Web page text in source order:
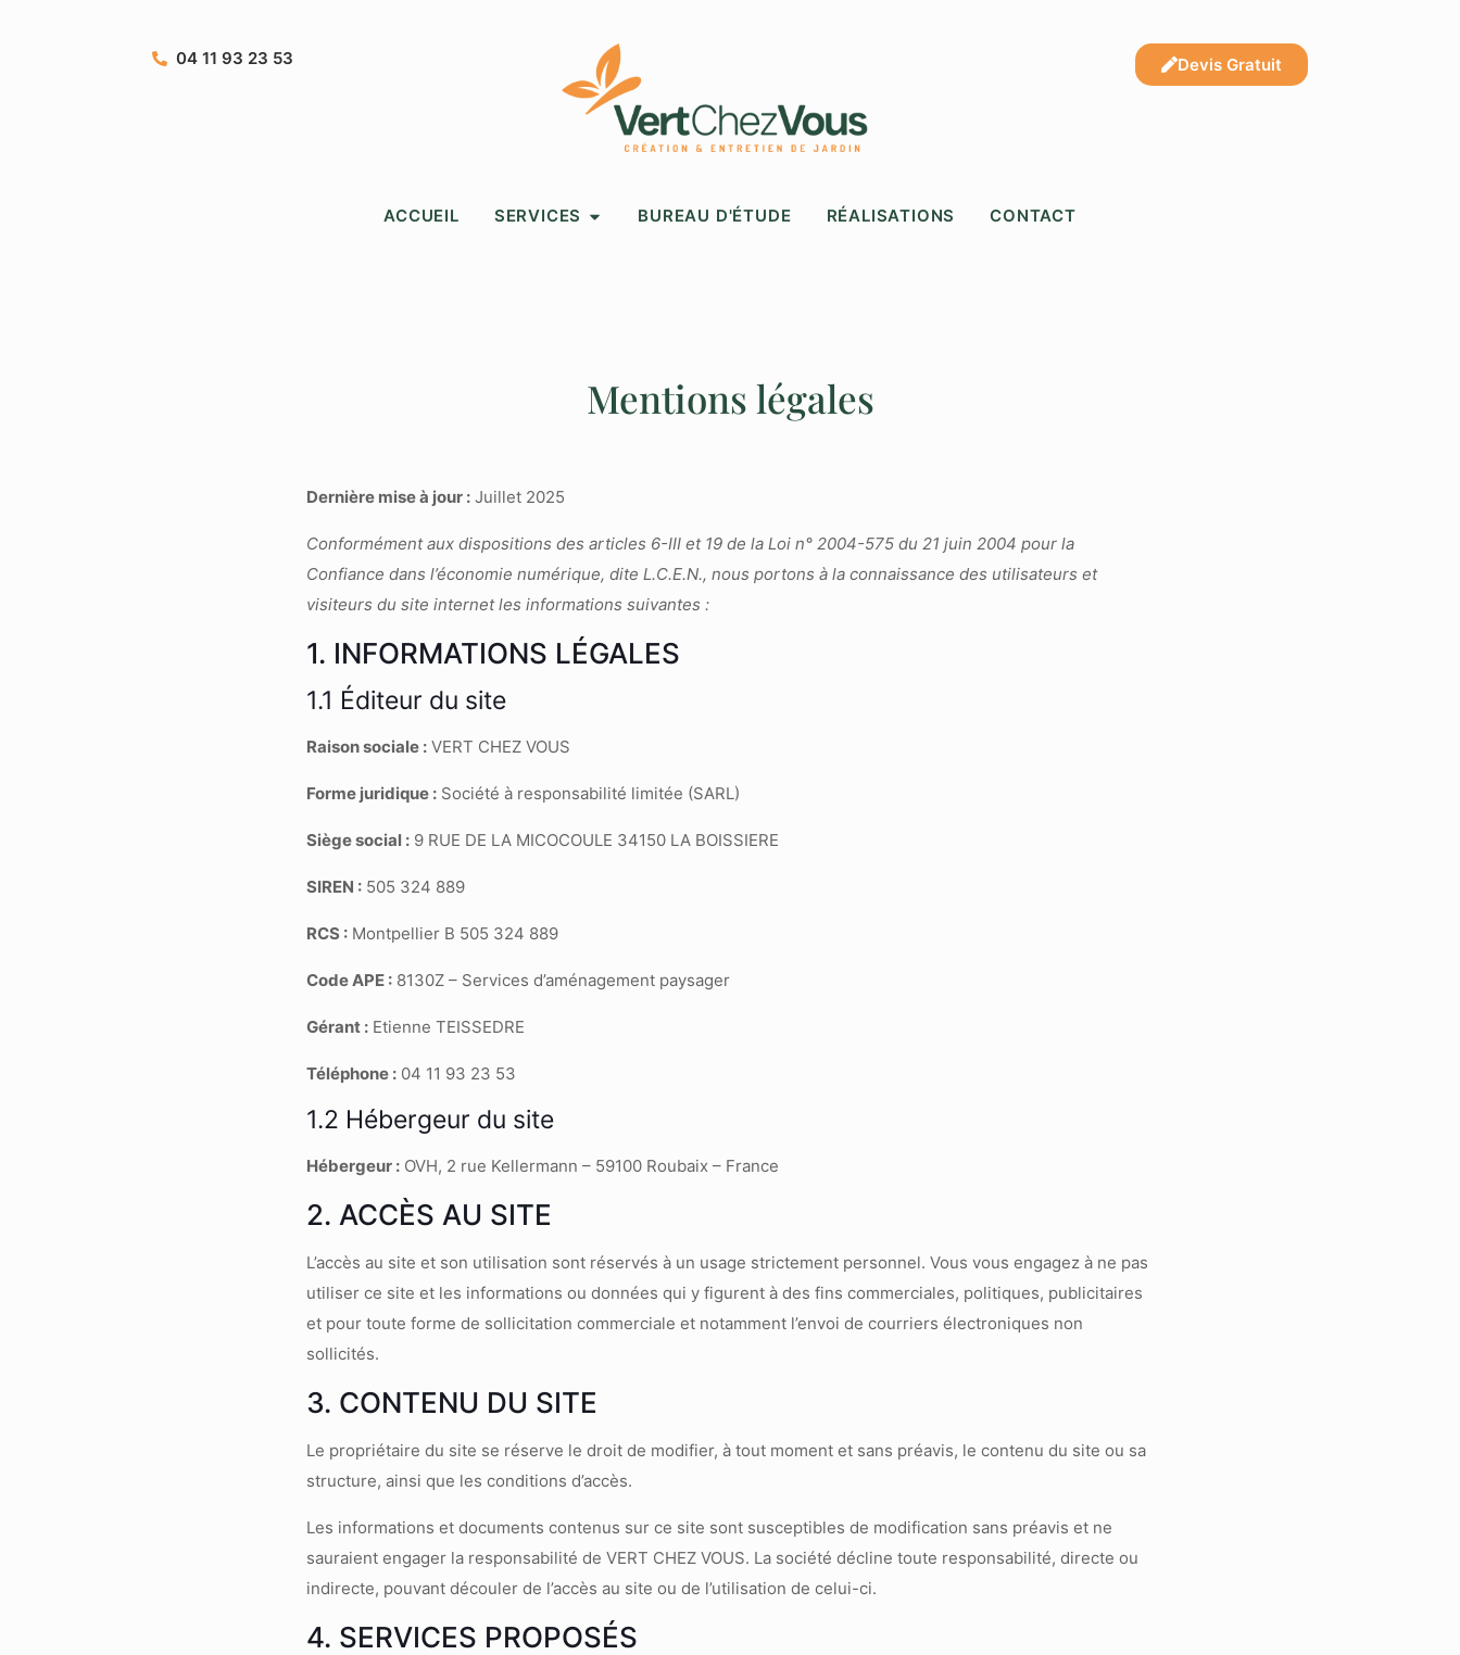
04 11 93 23 53 Devis Gratuit
ACCUEIL SERVICES BUREAU D'ÉTUDE RÉALISATIONS CONTACT
Mentions légales
Dernière mise à jour : Juillet 2025
Conformément aux dispositions des articles 6-III et 19 de la Loi n° 2004-575 du 21 juin 2004 pour la
Confiance dans l’économie numérique, dite L.C.E.N., nous portons à la connaissance des utilisateurs et
visiteurs du site internet les informations suivantes :
1. INFORMATIONS LÉGALES
1.1 Éditeur du site
Raison sociale : VERT CHEZ VOUS
Forme juridique : Société à responsabilité limitée (SARL)
Siège social : 9 RUE DE LA MICOCOULE 34150 LA BOISSIERE
SIREN : 505 324 889
RCS : Montpellier B 505 324 889
Code APE : 8130Z – Services d’aménagement paysager
Gérant : Etienne TEISSEDRE
Téléphone : 04 11 93 23 53
1.2 Hébergeur du site
Hébergeur : OVH, 2 rue Kellermann – 59100 Roubaix – France
2. ACCÈS AU SITE
L’accès au site et son utilisation sont réservés à un usage strictement personnel. Vous vous engagez à ne pas
utiliser ce site et les informations ou données qui y figurent à des fins commerciales, politiques, publicitaires
et pour toute forme de sollicitation commerciale et notamment l’envoi de courriers électroniques non
sollicités.
3. CONTENU DU SITE
Le propriétaire du site se réserve le droit de modifier, à tout moment et sans préavis, le contenu du site ou sa
structure, ainsi que les conditions d’accès.
Les informations et documents contenus sur ce site sont susceptibles de modification sans préavis et ne
sauraient engager la responsabilité de VERT CHEZ VOUS. La société décline toute responsabilité, directe ou
indirecte, pouvant découler de l’accès au site ou de l’utilisation de celui-ci.
4. SERVICES PROPOSÉS